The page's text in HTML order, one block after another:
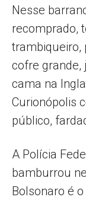
Nesse
recomprado,
trambiqueiro,
cofre grande,
cama na
Curionópolis
público,
A Polícia
bamburrou
Bolsonaro é